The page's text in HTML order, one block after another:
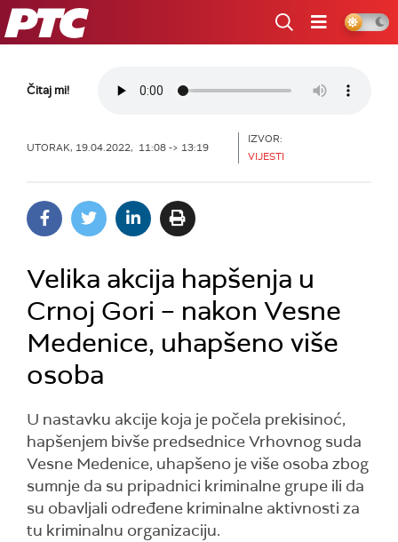
RTS
Čitaj mi!
UTORAK, 19.04.2022, 11:08 -> 13:19
IZVOR:
VIJESTI
Velika akcija hapšenja u
Crnoj Gori – nakon Vesne
Medenice, uhapšeno više
osoba
U nastavku akcije koja je počela prekisinoć,
hapšenjem bivše predsednice Vrhovnog suda
Vesne Medenice, uhapšeno je više osoba zbog
sumnje da su pripadnici kriminalne grupe ili da
su obavljali određene kriminalne aktivnosti za
tu kriminalnu organizaciju.